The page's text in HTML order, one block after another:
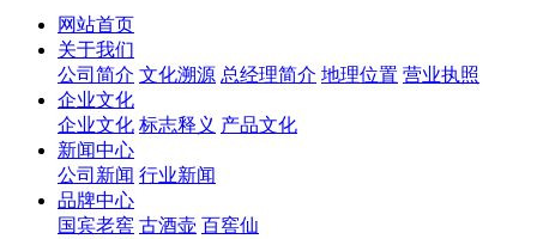
网站首页
关于我们
公司简介 文化溯源 总经理简介 地理位置 营业执照
企业文化
企业文化 标志释义 产品文化
新闻中心
公司新闻 行业新闻
品牌中心
国宾老窖 古酒壶 百窖仙